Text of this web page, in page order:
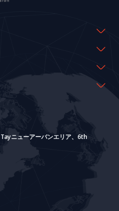
ニューアーバンエリア、6th